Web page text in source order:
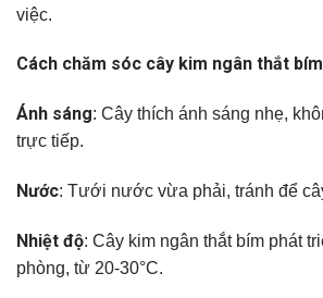
việc.
Cách chăm sóc cây kim ngân thắt
Ánh sáng: Cây thích ánh sáng nhẹ,
trực tiếp.
Nước: Tưới nước vừa phải, tránh để
Nhiệt độ: Cây kim ngân thắt bím phát
phòng, từ 20-30°C.